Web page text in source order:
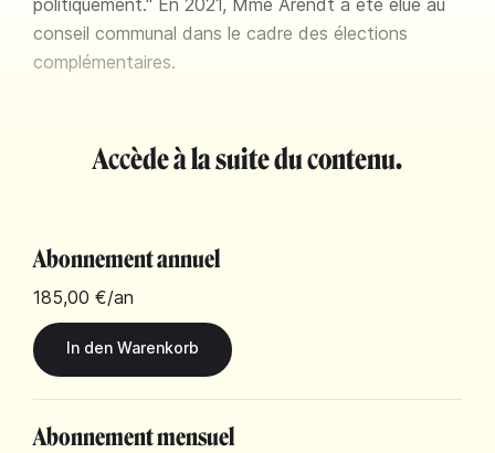
politiquement." En 2021, Mme Arendt a été élue au
conseil communal dans le cadre des élections
complémentaires.
Accède à la suite du contenu.
Abonnement annuel
185,00 €/an
Abonnement mensuel